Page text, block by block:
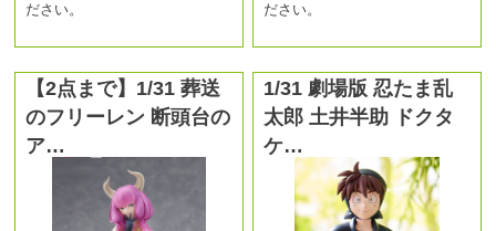
ださい。
ださい。
【2点まで】1/31 葬送
のフリーレン 断頭台の
ア…
1/31 劇場版 忍たま乱
太郎 土井半助 ドクタ
ケ…